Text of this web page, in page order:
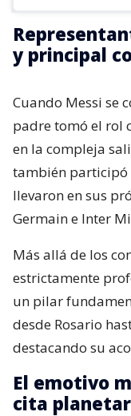
y principal
Cuando Messi se
padre tomó el rol
en la compleja
también participó
llevaron en sus
Germain e Inter
Más allá de los
estrictamente
un pilar
desde Rosario
destacando su
El emotivo
cita